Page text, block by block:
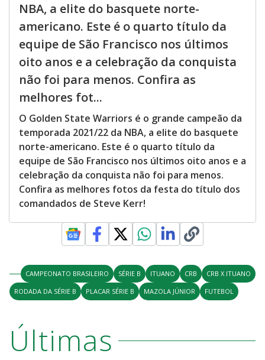
NBA, a elite do basquete norte-
americano. Este é o quarto título da
equipe de São Francisco nos últimos
oito anos e a celebração da conquista
não foi para menos. Confira as
melhores fot...
O Golden State Warriors é o grande campeão da
temporada 2021/22 da NBA, a elite do basquete
norte-americano. Este é o quarto título da
equipe de São Francisco nos últimos oito anos e a
celebração da conquista não foi para menos.
Confira as melhores fotos da festa do título dos
comandados de Steve Kerr!
CAMPEONATO BRASILEIRO SÉRIE B ITUANO CRB
CRB X ITUANO
RODADA DA SÉRIE B
PLACAR SÉRIE B MAZOLA JÚNIOR FUTEBOL
Últimas